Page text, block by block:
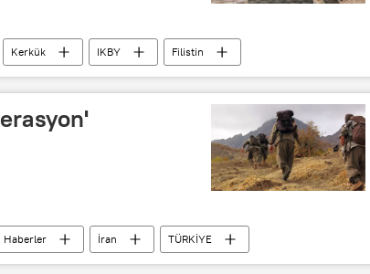
Kerkük IKBY
Filistin
Moskova
Boris Dolgov
Birliği (KYB)
Haberler İran
TÜRKİYE
Behram Kasımi PKK